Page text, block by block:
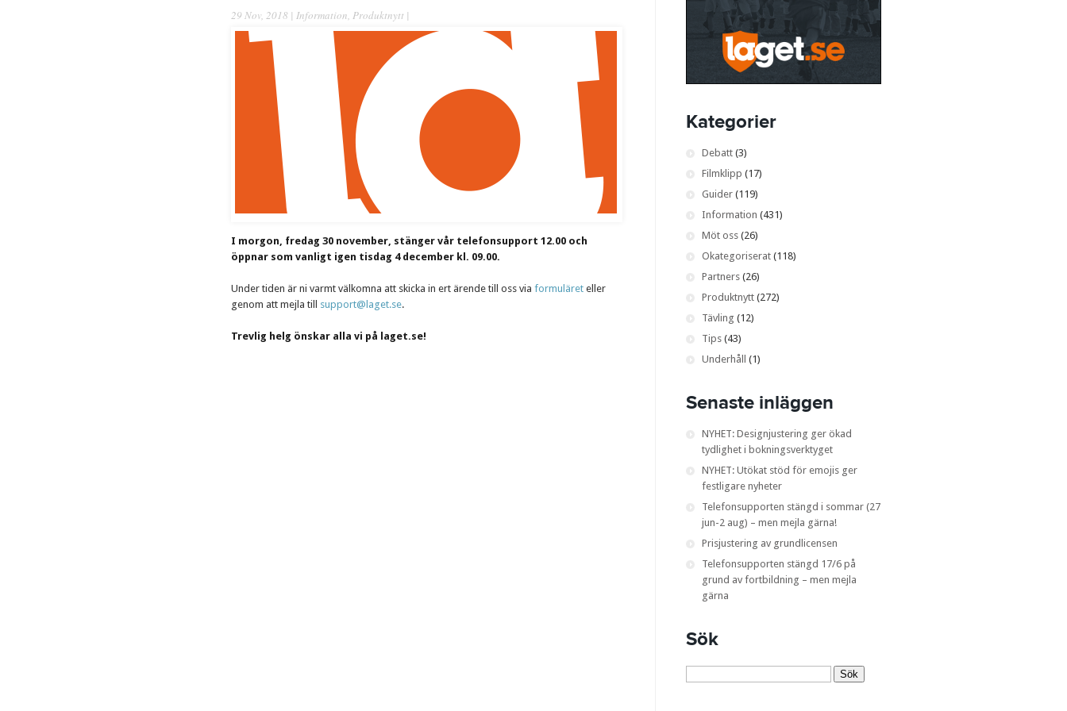
29 Nov, 2018 | Information, Produktnytt |
I morgon, fredag 30 november, stänger vår telefonsupport 12.00 och
öppnar som vanligt igen tisdag 4 december kl. 09.00.
Under tiden är ni varmt välkomna att skicka in ert ärende till oss via formuläret eller
genom att mejla till support@laget.se.
Trevlig helg önskar alla vi på laget.se!
Kategorier
Debatt (3)
Filmklipp (17)
Guider (119)
Information (431)
Möt oss (26)
Okategoriserat (118)
Partners (26)
Produktnytt (272)
Tävling (12)
Tips (43)
Underhåll
(1)
Senaste inläggen
NYHET: Designjustering ger ökad
tydlighet i bokningsverktyget
NYHET: Utökat stöd för emojis ger
festligare nyheter
Telefonsupporten stängd i sommar (27
jun-2 aug) – men mejla gärna!
Prisjustering av grundlicensen
Telefonsupporten stängd 17/6 på
grund av fortbildning – men mejla
gärna
Sök
Sök
efter: